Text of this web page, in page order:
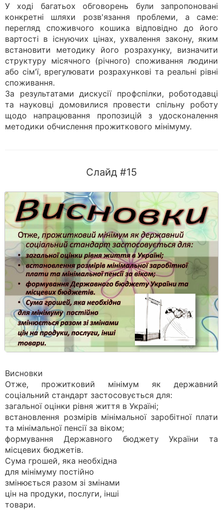
У ході багатьох обговорень були запропоновані
конкретні шляхи розв'язання проблеми, а саме:
перегляд споживчого кошика відповідно до його
вартості в існуючих цінах, ухвалення закону, яким
встановити методику його розрахунку, визначити
структуру місячного (річного) споживання людини
або сім'ї, врегулювати розрахункові та реальні рівні
споживання.
За результатами дискусії профспілки, роботодавці
та науковці домовилися провести спільну роботу
щодо напрацювання пропозицій з удосконалення
методики обчислення прожиткового мінімуму.
Слайд #15
Висновки
Отже, прожитковий мінімум як державний
соціальний стандарт застосовується для:
загальної оцінки рівня життя в Україні;
встановлення розмірів мінімальної заробітної плати
та мінімальної пенсії за віком;
формування Державного бюджету України та
місцевих бюджетів.
Сума грошей, яка необхідна
для мінімуму постійно
змінюється разом зі змінами
цін на продуки, послуги, інші
товари.